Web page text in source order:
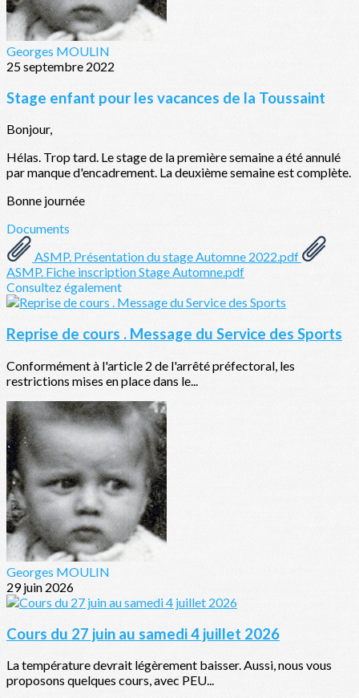
Georges MOULIN
25 septembre 2022
Stage enfant pour les vacances de la Toussaint
Bonjour,
Hélas. Trop tard. Le stage de la première semaine a été annulé
par manque d'encadrement. La deuxième semaine est complète.
Bonne journée
Documents
ASMP. Présentation du stage Automne 2022.pdf
ASMP. Fiche inscription Stage Automne.pdf
Consultez également
Reprise de cours . Message du Service des Sports
Conformément à l'article 2 de l'arrêté préfectoral, les
restrictions mises en place dans le...
Georges MOULIN
29 juin 2026
Cours du 27 juin au samedi 4 juillet 2026
La température devrait légèrement baisser. Aussi, nous vous
proposons quelques cours, avec PEU...